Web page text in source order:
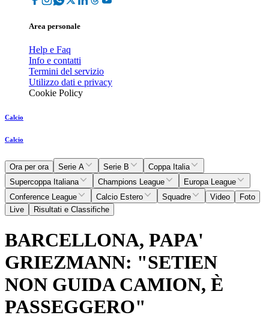
Area personale
Help e Faq
Info e contatti
Termini del servizio
Utilizzo dati e privacy
Cookie Policy
Calcio
Calcio
Ora per ora Serie A Serie B
Coppa Italia
Supercoppa Italiana
Champions League
Europa League
Conference League
Calcio Estero Squadre Video
Foto
Live
Risultati e Classifiche
BARCELLONA, PAPA'
GRIEZMANN: "SETIEN
NON GUIDA CAMION, È
PASSEGGERO"